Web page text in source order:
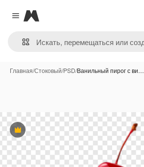
Close menu
Magnific
Главная/Стоковый/PSD/Ванильный пирог с ви…
Премиум